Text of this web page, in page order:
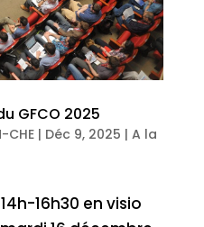
GFCO 2025
CHE| Déc 9, 2025 | A la
16h30 en visio